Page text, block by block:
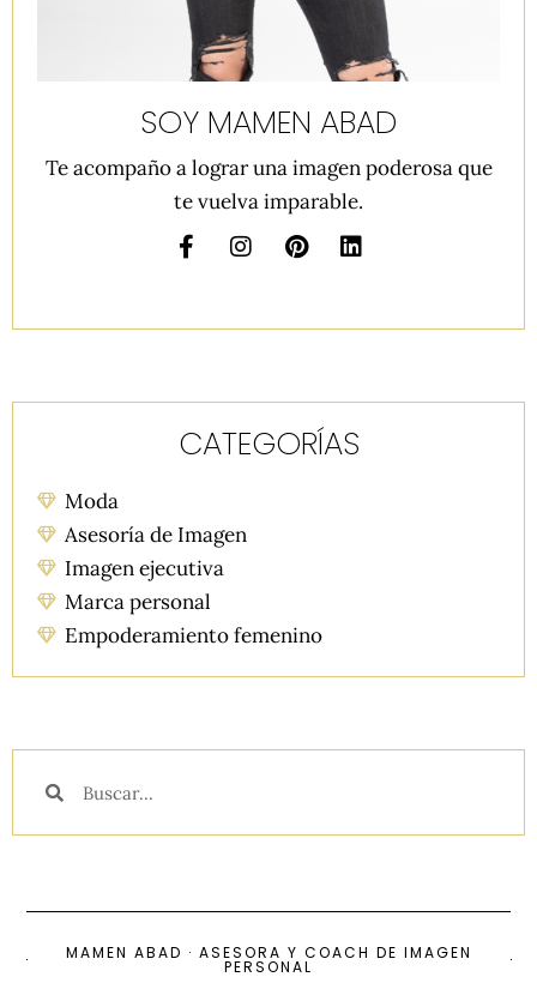
SOY MAMEN ABAD
Te acompaño a lograr una imagen poderosa que
te vuelva imparable.
CATEGORÍAS
Moda
Asesoría de Imagen
Imagen ejecutiva
Marca personal
Empoderamiento femenino
MAMEN ABAD · ASESORA Y COACH DE IMAGEN
PERSONAL